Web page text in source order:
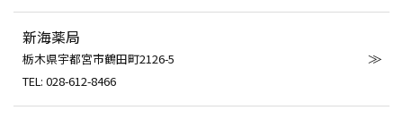
新海薬局
栃木県宇都宮市鶴田町2126-5
TEL: 028-612-8466